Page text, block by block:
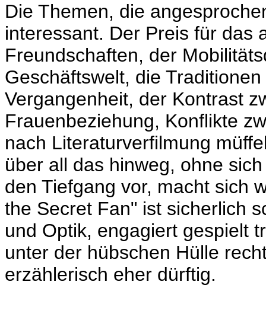
Die Themen, die
interessant. Der Preis für das
Freundschaften, der
Geschäftswelt, die
Vergangenheit, der Kontrast
Frauenbeziehung, Konflikte
nach Literaturverfilmung
über all das hinweg, ohne
den Tiefgang vor, macht sich
the Secret Fan" ist sicherlich
und Optik, engagiert gespielt
unter der hübschen Hülle
erzählerisch eher dürftig.